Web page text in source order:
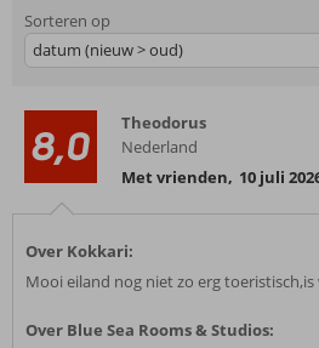
Sorteren op
datum (nieuw > oud)
8,0
Theodorus
Nederland
Met vrienden, 10 juli
Over Kokkari:
Mooi eiland nog niet zo erg
Over Blue Sea Rooms & Studios: